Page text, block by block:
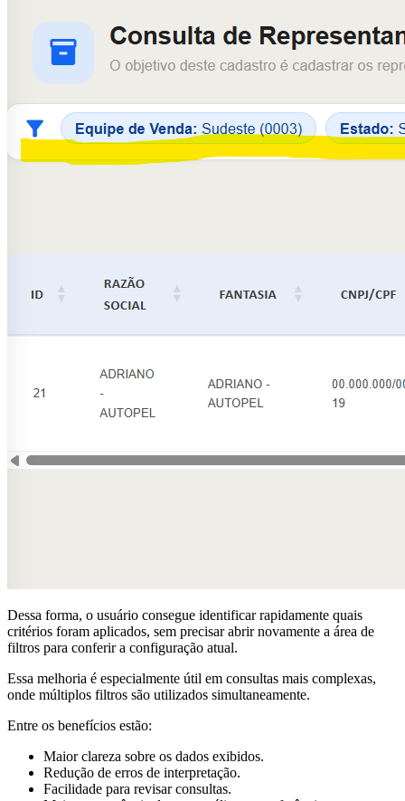
Dessa forma, o usuário consegue identificar rapidamente quais
critérios foram aplicados, sem precisar abrir novamente a área de
filtros para conferir a configuração atual.
Essa melhoria é especialmente útil em consultas mais complexas,
onde múltiplos filtros são utilizados simultaneamente.
Entre os benefícios estão:
Maior clareza sobre os dados exibidos.
Redução de erros de interpretação.
Facilidade para revisar consultas.